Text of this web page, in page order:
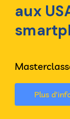
aux
Plus